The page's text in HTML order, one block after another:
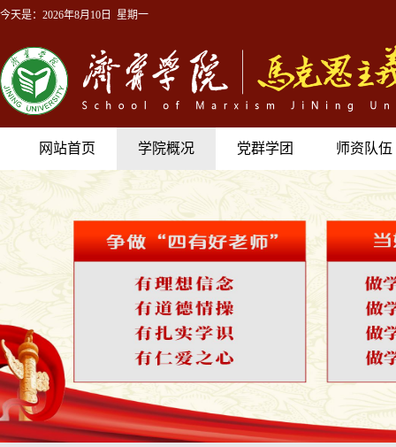
今天是： 2026年8月10日 星期一
网站首页 学院概况 党群学团 师资队伍